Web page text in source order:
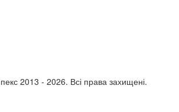
2013 - 2026. Всі права захищені.